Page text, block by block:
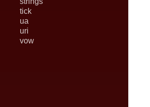
tick
ua
uri
vow